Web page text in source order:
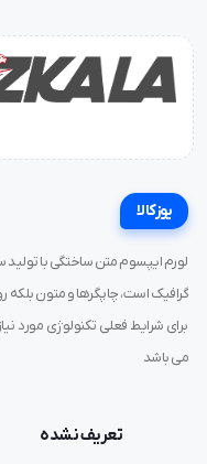
یوزکالا
لورم ایپسوم متن ساختگی با تولید
گرافیک است، چاپگرها و متون بلکه
برای شرایط فعلی تکنولوژی مورد
می باشد
تعریف نشده